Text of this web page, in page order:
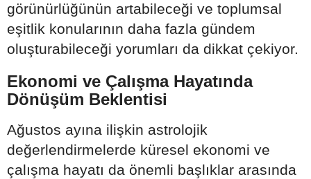
görünürlüğünün artabileceği ve toplumsal
eşitlik konularının daha fazla gündem
oluşturabileceği yorumları da dikkat çekiyor.
Ekonomi ve Çalışma Hayatında
Dönüşüm Beklentisi
Ağustos ayına ilişkin astrolojik
değerlendirmelerde küresel ekonomi ve
çalışma hayatı da önemli başlıklar arasında